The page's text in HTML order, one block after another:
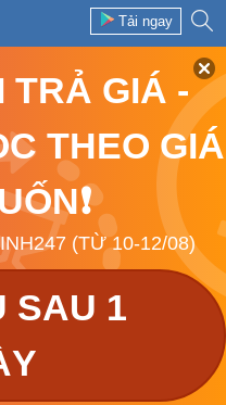
Tải ngay
TRẢ GIÁ -
THEO GIÁ
(TỪ 10-12/08)
SAU 1